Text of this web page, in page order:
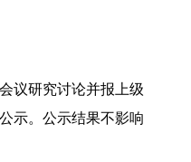
议研究讨论并报上级
示。公示结果不影响